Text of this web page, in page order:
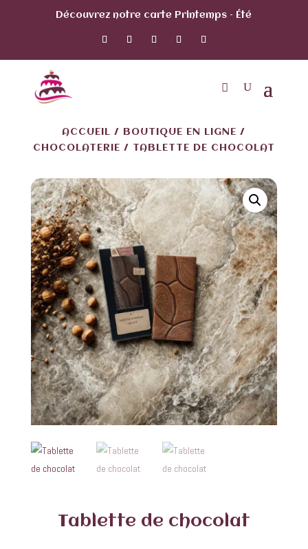
Découvrez notre carte Printemps – Été
ACCUEIL / BOUTIQUE EN LIGNE /
CHOCOLATERIE / TABLETTE DE CHOCOLAT
Tablette de chocolat